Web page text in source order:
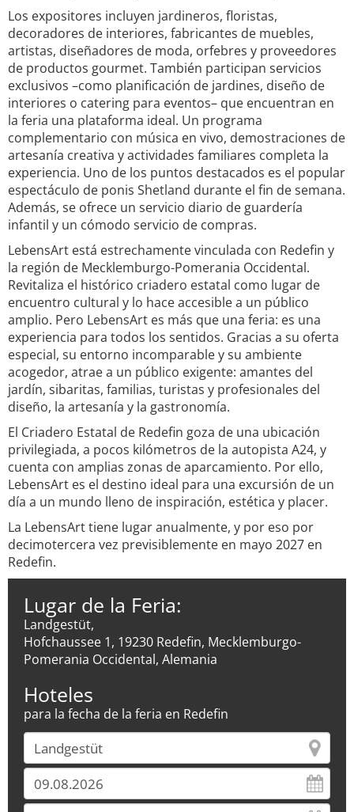
Los expositores incluyen jardineros, floristas,
decoradores de interiores, fabricantes de muebles,
artistas, diseñadores de moda, orfebres y proveedores
de productos gourmet. También participan servicios
exclusivos –como planificación de jardines, diseño de
interiores o catering para eventos– que encuentran en
la feria una plataforma ideal. Un programa
complementario con música en vivo, demostraciones de
artesanía creativa y actividades familiares completa la
experiencia. Uno de los puntos destacados es el popular
espectáculo de ponis Shetland durante el fin de semana.
Además, se ofrece un servicio diario de guardería
infantil y un cómodo servicio de compras.
LebensArt está estrechamente vinculada con Redefin y
la región de Mecklemburgo-Pomerania Occidental.
Revitaliza el histórico criadero estatal como lugar de
encuentro cultural y lo hace accesible a un público
amplio. Pero LebensArt es más que una feria: es una
experiencia para todos los sentidos. Gracias a su oferta
especial, su entorno incomparable y su ambiente
acogedor, atrae a un público exigente: amantes del
jardín, sibaritas, familias, turistas y profesionales del
diseño, la artesanía y la gastronomía.
El Criadero Estatal de Redefin goza de una ubicación
privilegiada, a pocos kilómetros de la autopista A24, y
cuenta con amplias zonas de aparcamiento. Por ello,
LebensArt es el destino ideal para una excursión de un
día a un mundo lleno de inspiración, estética y placer.
La LebensArt tiene lugar anualmente, y por eso por
decimotercera vez previsiblemente en mayo 2027 en
Redefin.
Lugar de la Feria:
Landgestüt,
Hofchaussee 1, 19230 Redefin, Mecklemburgo-
Pomerania Occidental, Alemania
Hoteles
para la fecha de la feria en Redefin